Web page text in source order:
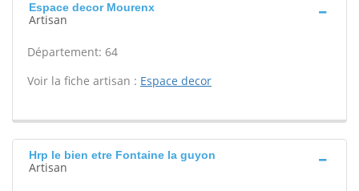
Espace decor Mourenx
Artisan
Département: 64
Voir la fiche artisan : Espace decor
Hrp le bien etre Fontaine la guyon
Artisan